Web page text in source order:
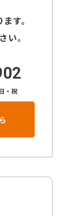
す。
い。
・祝